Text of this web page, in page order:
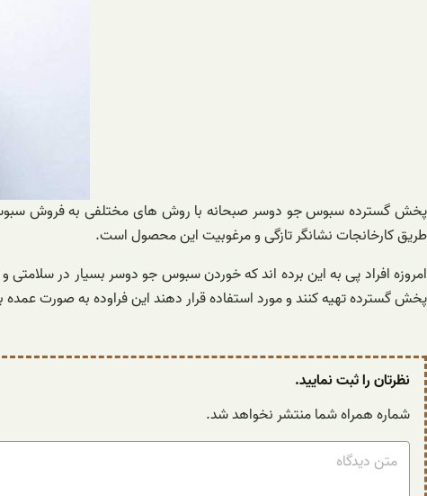
پخش گسترده سبوس جو دوسر صبحانه با روش های مختلفی به فروش سبوس
طریق کارخانجات نشانگر تازگی و مرغوبیت این محصول است.
امروزه افراد پی به این برده اند که خوردن سبوس جو دوسر بسیار در
پخش گسترده تهیه کنند و مورد استفاده قرار دهند این فراوده به صورت
نظرتان را ثبت نمایید.
شماره همراه شما منتشر نخواهد شد.